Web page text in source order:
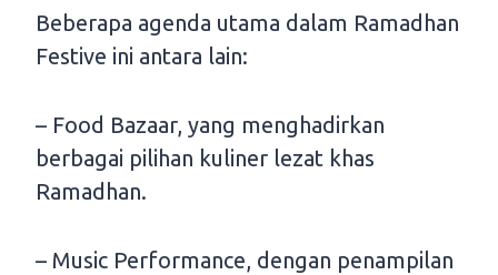
Beberapa agenda utama dalam Ramadhan
Festive ini antara lain:
– Food Bazaar, yang menghadirkan
berbagai pilihan kuliner lezat khas
Ramadhan.
– Music Performance, dengan penampilan